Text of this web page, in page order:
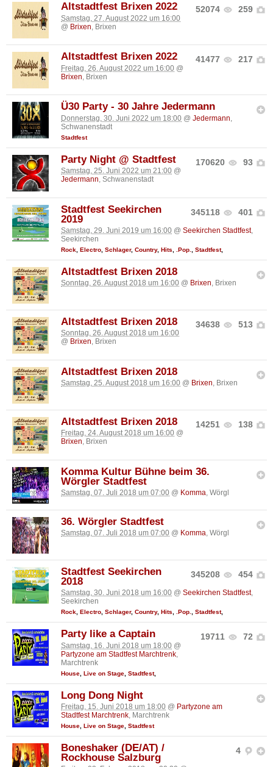
52074 259
Altstadtfest Brixen 2022
Samstag, 27. August 2022 um 16:00
@ Brixen , Brixen
41477 217
Altstadtfest Brixen 2022
Freitag, 26. August 2022 um 16:00 @
Brixen , Brixen
Ü30 Party - 30 Jahre Jedermann
Donnerstag, 30. Juni 2022 um 18:00 @ Jedermann
Schwanenstadt
Stadtfest
170620 93
Party Night @ Stadtfest
Samstag, 25. Juni 2022 um 21:00 @
Jedermann, Schwanenstadt
345118 401
Stadtfest Seekirchen
2019
Samstag, 29. Juni 2019 um 16:00 @ Seekirchen Stadtfest,
Seekirchen
Rock Electro Schlager, Country, Hits .Pop. Stadtfest,
Altstadtfest Brixen 2018
Sonntag, 26. August 2018 um 16:00 @ Brixen, Brixen
34638 513
Altstadtfest Brixen 2018
Sonntag, 26. August 2018 um 16:00
@ Brixen, Brixen
Altstadtfest Brixen 2018
Samstag, 25. August 2018 um 16:00 @ Brixen, Brixen
14251 138
Altstadtfest Brixen 2018
Freitag, 24. August 2018 um 16:00 @
Brixen, Brixen
Komma Kultur Bühne beim 36.
Wörgler Stadtfest
Samstag, 07. Juli 2018 um 07:00 @ Komma, Wörgl
36. Wörgler Stadtfest
Samstag, 07. Juli 2018 um 07:00 @ Komma, Wörgl
345208 454
Stadtfest Seekirchen
2018
Samstag, 30. Juni 2018 um 16:00 @ Seekirchen Stadtfest,
Seekirchen
Rock, Electro, Schlager, Country, Hits, .Pop., Stadtfest,
19711 72
Party like a Captain
Samstag, 16. Juni 2018 um 18:00 @
Partyzone am Stadtfest Marchtrenk
Marchtrenk
House Live on Stage Stadtfest,
Long Dong Night
Freitag, 15. Juni 2018 um 18:00 @ Partyzone am
Stadtfest Marchtrenk, Marchtrenk
House Live on Stage Stadtfest
4
Boneshaker (DE/AT) /
Rockhouse Salzburg